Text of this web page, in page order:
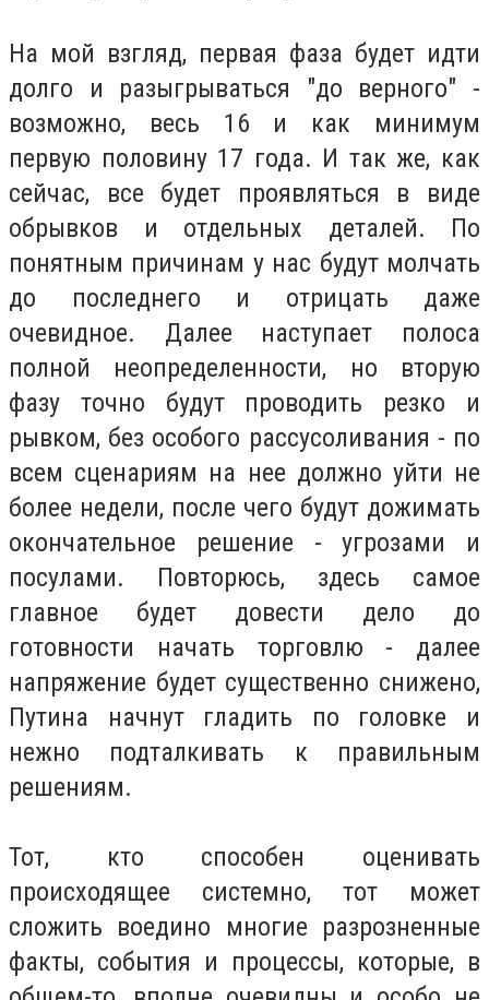
На мой взгляд, первая фаза будет идти
долго и разыгрываться "до верного" -
возможно, весь 16 и как минимум
первую половину 17 года. И так же, как
сейчас, все будет проявляться в виде
обрывков и отдельных деталей. По
понятным причинам у нас будут молчать
до последнего и отрицать даже
очевидное. Далее наступает полоса
полной неопределенности, но вторую
фазу точно будут проводить резко и
рывком, без особого рассусоливания - по
всем сценариям на нее должно уйти не
более недели, после чего будут дожимать
окончательное решение - угрозами и
посулами. Повторюсь, здесь самое
главное будет довести дело до
готовности начать торговлю - далее
напряжение будет существенно снижено,
Путина начнут гладить по головке и
нежно подталкивать к правильным
решениям.
Тот, кто способен оценивать
происходящее системно, тот может
сложить воедино многие разрозненные
факты, события и процессы, которые, в